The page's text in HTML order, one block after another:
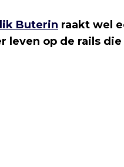
Buterin raakt wel
leven op de rails